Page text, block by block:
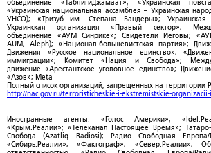
объединение «ТаблигиДжамаат»; «Украинская
«Украинская национальная ассамблея – Украинская
УНСО); «Тризуб им. Степана Бандеры»; Украинская
Украинская организация «Правый сектор»;
объединение «АУМ Синрике»; Свидетели Иеговы;
AUM, Aleph); «Национал-большевистская партия»;
Движения «Русское национальное единство»;
иммиграции»; Комитет «Нация и Свобода»;
движение «Арестантское уголовное единство»;
«Азов»; Meta
Полный список организаций, запрещенных на территории
http://nac.gov.ru/terroristicheskie-i-ekstremistskie-
Иностранные агенты: «Голос Америки»;
«Крым.Реалии»; «Телеканал Настоящее Время»;
Свобода (Azatliq Radiosi); Радио Свободная Европа/
«Сибирь.Реалии»; «Фактограф»; «Север.Реалии»;